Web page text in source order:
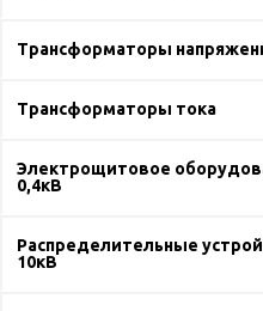
Трансформаторы
Трансформаторы тока
Электрощитовое
0,4кВ
Распределительные
10кВ